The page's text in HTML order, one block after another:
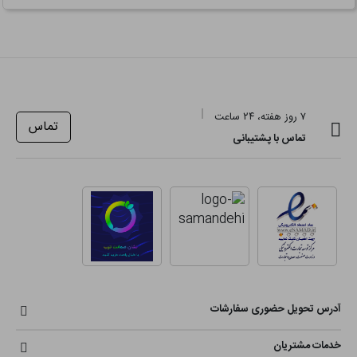
۷ روز هفته، ۲۴ ساعت
تماس با پشتیبانی
تماس
آدرس تحویل حضوری سفارشات
خدمات مشتریان